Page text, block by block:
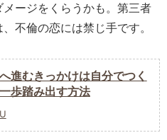
ージをくらうかも。第三者
不倫の恋には禁じ手です。
進むきっかけは自分でつく
歩踏み出す方法